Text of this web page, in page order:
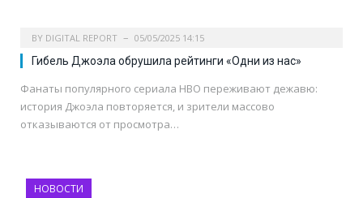
BY DIGITAL REPORT 05/05/2025 14:15
Гибель Джоэла обрушила рейтинги «Одни из нас»
Фанаты популярного сериала HBO переживают дежавю:
история Джоэла повторяется, и зрители массово
отказываются от просмотра…
НОВОСТИ